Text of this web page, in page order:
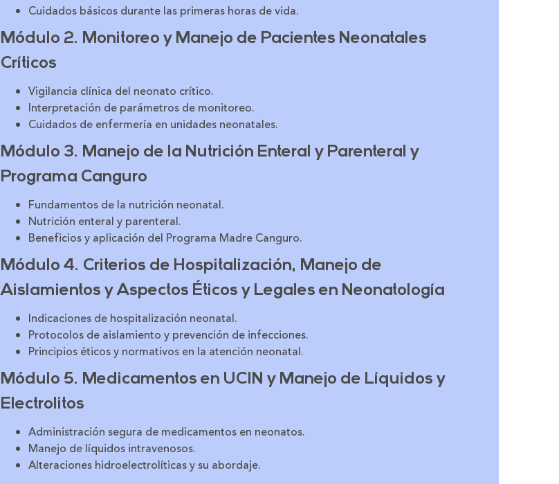
Cuidados básicos durante las primeras horas de vida.
Módulo 2. Monitoreo y Manejo de Pacientes Neonatales
Críticos
Vigilancia clínica del neonato crítico.
Interpretación de parámetros de monitoreo.
Cuidados de enfermería en unidades neonatales.
Módulo 3. Manejo de la Nutrición Enteral y Parenteral y
Programa Canguro
Fundamentos de la nutrición neonatal.
Nutrición enteral y parenteral.
Beneficios y aplicación del Programa Madre Canguro.
Módulo 4. Criterios de Hospitalización, Manejo de
Aislamientos y Aspectos Éticos y Legales en Neonatología
Indicaciones de hospitalización neonatal.
Protocolos de aislamiento y prevención de infecciones.
Principios éticos y normativos en la atención neonatal.
Módulo 5. Medicamentos en UCIN y Manejo de Líquidos y
Electrolitos
Administración segura de medicamentos en neonatos.
Manejo de líquidos intravenosos.
Alteraciones hidroelectrolíticas y su abordaje.